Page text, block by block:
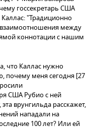
госсекретарь США
Каллас: "Традиционно
между
коннотации с нашим
что Каллас нужно
почему меня сегодня [27
США Рубио с ней
врунгильда расскажет,
нападали на
100 лет? Или ей